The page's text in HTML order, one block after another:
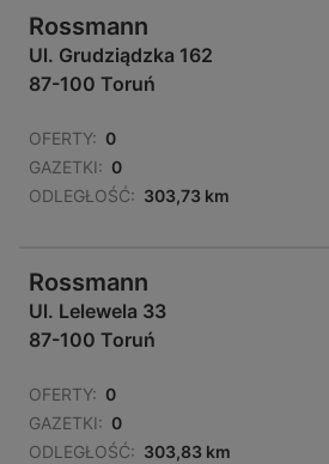
Rossmann
Ul. Grudziądzka 162
87-100 Toruń
OFERTY: 0
GAZETKI: 0
ODLEGŁOŚĆ: 303,73 km
Rossmann
Ul. Lelewela 33
87-100 Toruń
OFERTY: 0
GAZETKI: 0
ODLEGŁOŚĆ: 303,83 km